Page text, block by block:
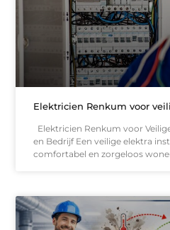
Elektricien Renkum voor
Elektricien Renkum voor
en Bedrijf Een veilige elektra
comfortabel en zorgeloos